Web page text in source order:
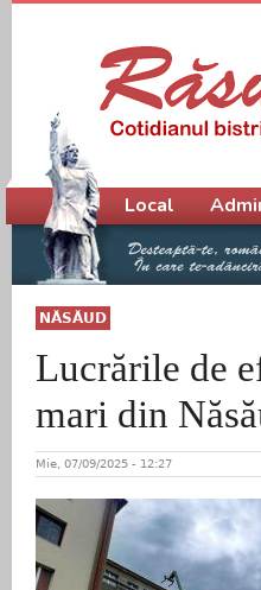
NĂSĂUD
Lucrările de
mari din
Mie, 07/09/2025 - 12:27
Meniu principal
Local